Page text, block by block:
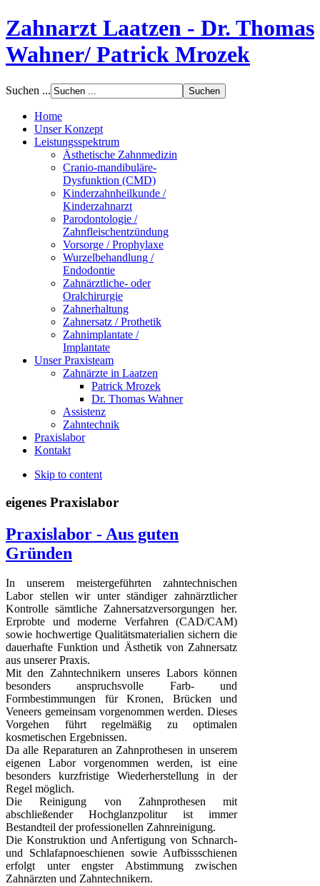
Zahnarzt Laatzen - Dr. Thomas
Wahner/ Patrick Mrozek
Suchen ...
Home
Unser Konzept
Leistungsspektrum
Ästhetische Zahnmedizin
Cranio-mandibuläre-
Dysfunktion (CMD)
Kinderzahnheilkunde /
Kinderzahnarzt
Parodontologie /
Zahnfleischentzündung
Vorsorge / Prophylaxe
Wurzelbehandlung /
Endodontie
Zahnärztliche- oder
Oralchirurgie
Zahnerhaltung
Zahnersatz / Prothetik
Zahnimplantate /
Implantate
Unser Praxisteam
Zahnärzte in Laatzen
Patrick Mrozek
Dr. Thomas Wahner
Assistenz
Zahntechnik
Praxislabor
Kontakt
Skip to content
eigenes Praxislabor
Praxislabor - Aus guten
Gründen
In unserem meistergeführten zahntechnischen
Labor stellen wir unter ständiger zahnärztlicher
Kontrolle sämtliche Zahnersatzversorgungen her.
Erprobte und moderne Verfahren (CAD/CAM)
sowie hochwertige Qualitätsmaterialien sichern die
dauerhafte Funktion und Ästhetik von Zahnersatz
aus unserer Praxis.
Mit den Zahntechnikern unseres Labors können
besonders anspruchsvolle Farb- und
Formbestimmungen für Kronen, Brücken und
Veneers gemeinsam vorgenommen werden. Dieses
Vorgehen führt regelmäßig zu optimalen
kosmetischen Ergebnissen.
Da alle Reparaturen an Zahnprothesen in unserem
eigenen Labor vorgenommen werden, ist eine
besonders kurzfristige Wiederherstellung in der
Regel möglich.
Die Reinigung von Zahnprothesen mit
abschließender Hochglanzpolitur ist immer
Bestandteil der professionellen Zahnreinigung.
Die Konstruktion und Anfertigung von Schnarch-
und Schlafapnoeschienen sowie Aufbissschienen
erfolgt unter engster Abstimmung zwischen
Zahnärzten und Zahntechnikern.